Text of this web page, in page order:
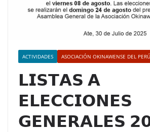
ACTIVIDADES ASOCIACIÓN OKINAWENSE DEL PERÚ
𝗟𝗜𝗦𝗧𝗔𝗦 𝗔
𝗘𝗟𝗘𝗖𝗖𝗜𝗢𝗡𝗘𝗦
𝗚𝗘𝗡𝗘𝗥𝗔𝗟𝗘𝗦